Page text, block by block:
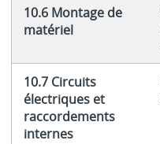
10.6 Montage de
matériel
10.7 Circuits
électriques et
raccordements
internes